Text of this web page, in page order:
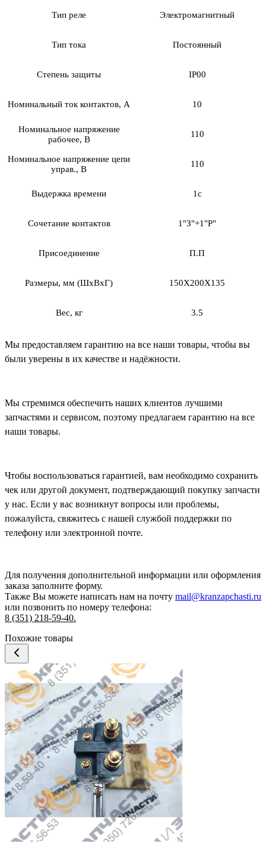
Тип реле Электромагнитный
Тип тока Постоянный
Степень защиты IP00
Номинальный ток контактов, А 10
Номинальное напряжение
рабочее, В
110
Номинальное напряжение цепи
управ., В
110
Выдержка времени 1с
Сочетание контактов 1"З"+1"Р"
Присоединение П.П
Размеры, мм (ШхВхГ) 150Х200Х135
Вес, кг 3.5
Мы предоставляем гарантию на все наши товары, чтобы вы
были уверены в их качестве и надёжности.
Мы стремимся обеспечить наших клиентов лучшими
запчастями и сервисом, поэтому предлагаем гарантию на все
наши товары.
Чтобы воспользоваться гарантией, вам необходимо сохранить
чек или другой документ, подтверждающий покупку запчасти
у нас. Если у вас возникнут вопросы или проблемы,
пожалуйста, свяжитесь с нашей службой поддержки по
телефону или электронной почте.
Для получения дополнительной информации или оформления
заказа заполните форму.
Также Вы можете написать нам на почту mail@kranzapchasti.ru
или позвонить по номеру телефона:
8 (351) 218-59-40.
Похожие товары